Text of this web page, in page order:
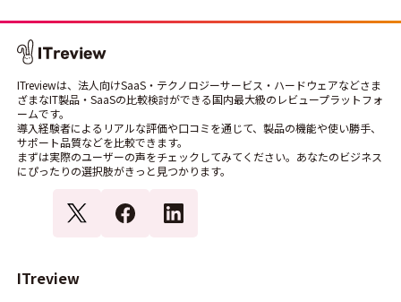
ITreviewは、法人向けSaaS・テクノロジーサービス・ハードウェアなどさま
ざまなIT製品・SaaSの比較検討ができる国内最大級のレビュープラットフォ
ームです。
導入経験者によるリアルな評価や口コミを通じて、製品の機能や使い勝手、
サポート品質などを比較できます。
まずは実際のユーザーの声をチェックしてみてください。あなたのビジネス
にぴったりの選択肢がきっと見つかります。
ITreview